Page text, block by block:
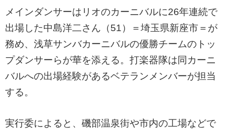
メインダンサーはリオのカーニバルに26年連続で
出場した中島洋二さん（51）＝埼玉県新座市＝が
務め、浅草サンバカーニバルの優勝チームのトッ
プダンサーらが華を添える。打楽器隊は同カーニ
バルへの出場経験があるベテランメンバーが担当
する。
実行委によると、磯部温泉街や市内の工場などで